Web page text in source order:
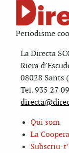
Periodisme
La Directa
Riera
08028 Sants
Tel. 935 27
Qui som
La
Subscriu-